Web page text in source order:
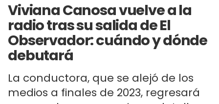
Viviana Canosa vuelve a la
radio tras su salida de El
Observador: cuándo y dónde
debutará
La conductora, que se alejó de los
medios a finales de 2023, regresará